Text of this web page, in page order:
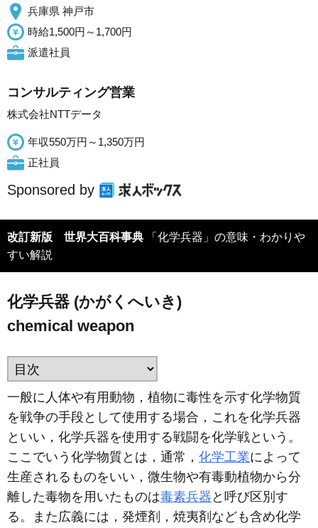
兵庫県 神戸市
時給1,500円～1,700円
派遣社員
コンサルティング営業
株式会社NTTデータ
年収550万円～1,350万円
正社員
Sponsored by
改訂新版 世界大百科事典 「化学兵器」の意味・わかりや
すい解説
化学兵器 (かがくへいき)
chemical weapon
一般に人体や有用動物，植物に毒性を示す化学物質
を戦争の手段として使用する場合，これを化学兵器
といい，化学兵器を使用する戦闘を化学戦という。
ここでいう化学物質とは，通常， 化学工業によって
生産されるものをいい，微生物や有毒動植物から分
離した毒物を用いたものは毒素兵器 と呼び区別す
る。また広義には，発煙剤，焼夷剤なども含め化学